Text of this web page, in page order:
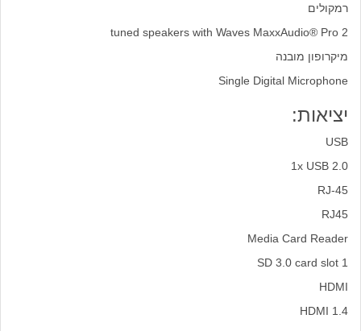
רמקולים
2 tuned speakers with Waves MaxxAudio® Pro
מיקרופון מובנה
Single Digital Microphone
יציאות:
USB
1x USB 2.0
RJ-45
RJ45
Media Card Reader
1 SD 3.0 card slot
HDMI
HDMI 1.4